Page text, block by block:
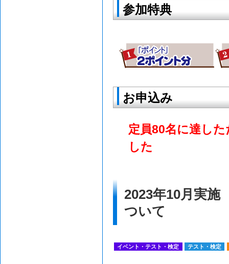
参加特典
お申込み
定員80名に達し
した
2023年10月実
ついて
イベント・テスト・検定 テスト・検定